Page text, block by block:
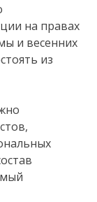
на правах
и весенних
из